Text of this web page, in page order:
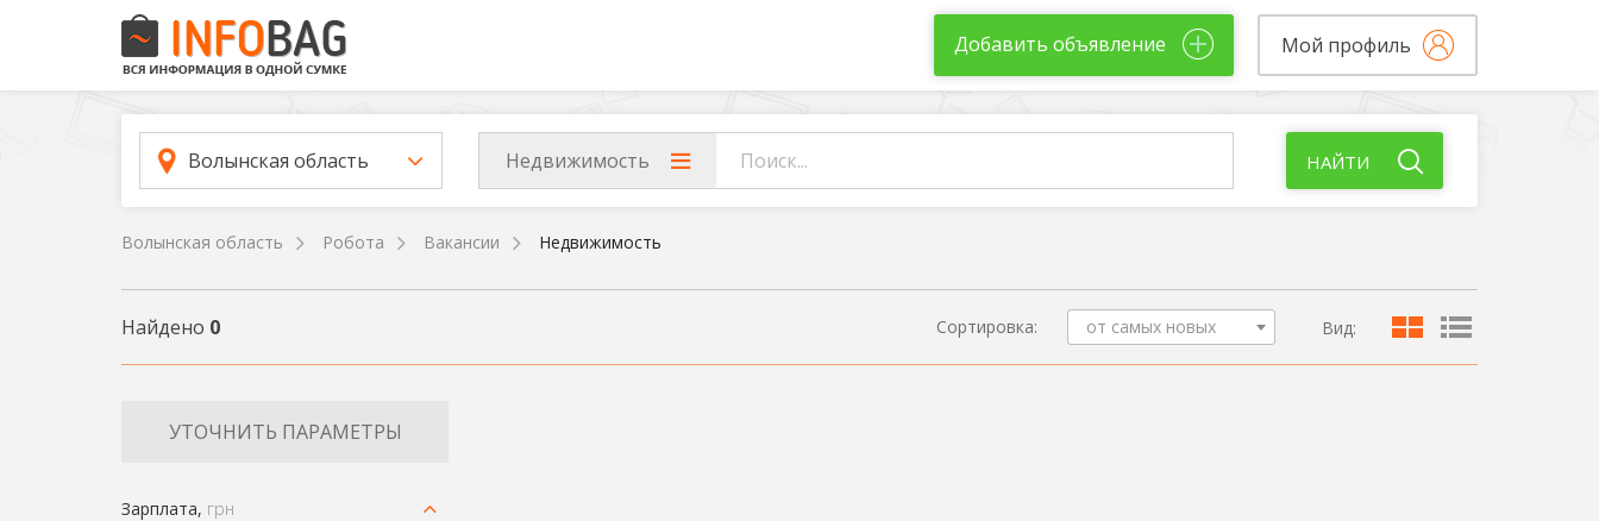
Добавить объявление Мой профиль
Волынская область Недвижимость НАЙТИ
Волынская область Робота Вакансии Недвижимость
Найдено 0 Сортировка: от самых новых Вид:
УТОЧНИТЬ ПАРАМЕТРЫ
Зарплата, грн